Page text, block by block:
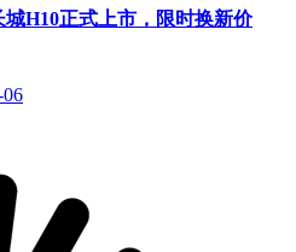
H10正式上市，限时换新价
06